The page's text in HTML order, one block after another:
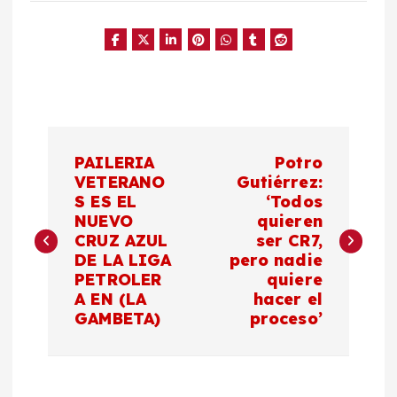
v
PAILERIA
VETERANO
S ES EL
NUEVO
CRUZ AZUL
DE LA LIGA
PETROLER
A EN (LA
GAMBETA)
Potro
Gutiérrez:
‘Todos
quieren
ser CR7,
pero nadie
quiere
hacer el
proceso’